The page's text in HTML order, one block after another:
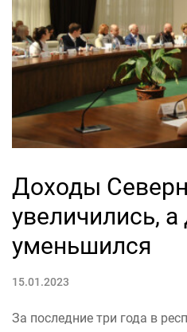
Доходы
увеличились, а
уменьшился
15.01.2023
За последние три года в